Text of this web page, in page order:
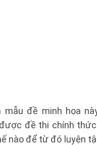
mẫu đề minh họa
đề thi chính
nào để từ đó luyện